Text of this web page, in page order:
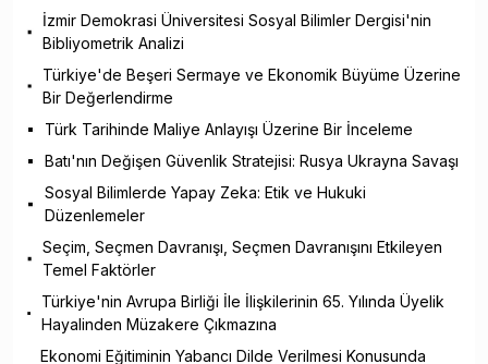
İzmir Demokrasi Üniversitesi Sosyal Bilimler Dergisi'nin
Bibliyometrik Analizi
Türkiye'de Beşeri Sermaye ve Ekonomik Büyüme Üzerine
Bir Değerlendirme
Türk Tarihinde Maliye Anlayışı Üzerine Bir İnceleme
Batı'nın Değişen Güvenlik Stratejisi: Rusya Ukrayna Savaşı
Sosyal Bilimlerde Yapay Zeka: Etik ve Hukuki
Düzenlemeler
Seçim, Seçmen Davranışı, Seçmen Davranışını Etkileyen
Temel Faktörler
Türkiye'nin Avrupa Birliği İle İlişkilerinin 65. Yılında Üyelik
Hayalinden Müzakere Çıkmazına
Ekonomi Eğitiminin Yabancı Dilde Verilmesi Konusunda